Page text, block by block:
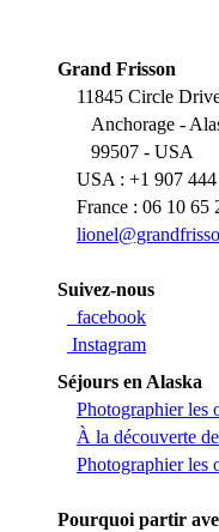
Grand Frisson
11845 Circle
Anchorage -
99507 - USA
USA : +1 907 444
France : 06 10 65
Suivez-nous
facebook
Instagram
Séjours en Alaska
Photographier les
À la découverte
Photographier les
Pourquoi partir